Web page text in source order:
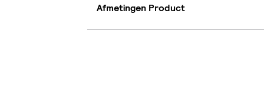
Afmetingen Product